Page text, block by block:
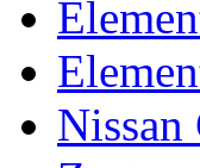
Nissan